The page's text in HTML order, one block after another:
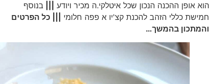
הוא אופן ההכנה הנכון שכל איטלקי.ה מכיר ויודע|||
בנוסף
חמישת כללי הזהב להכנת קצ'יו א פפה חלומי||| כל הפרטים
והמתכון בהמשך…